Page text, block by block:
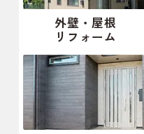
外壁・屋根
リフォーム